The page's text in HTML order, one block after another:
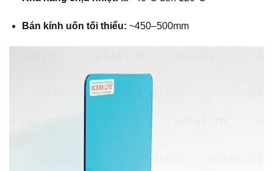
Bán kính uốn tối thiểu: ~450–500mm